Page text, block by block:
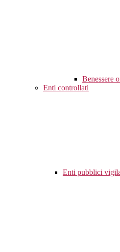
Benessere
Enti controllati
Enti pubblici